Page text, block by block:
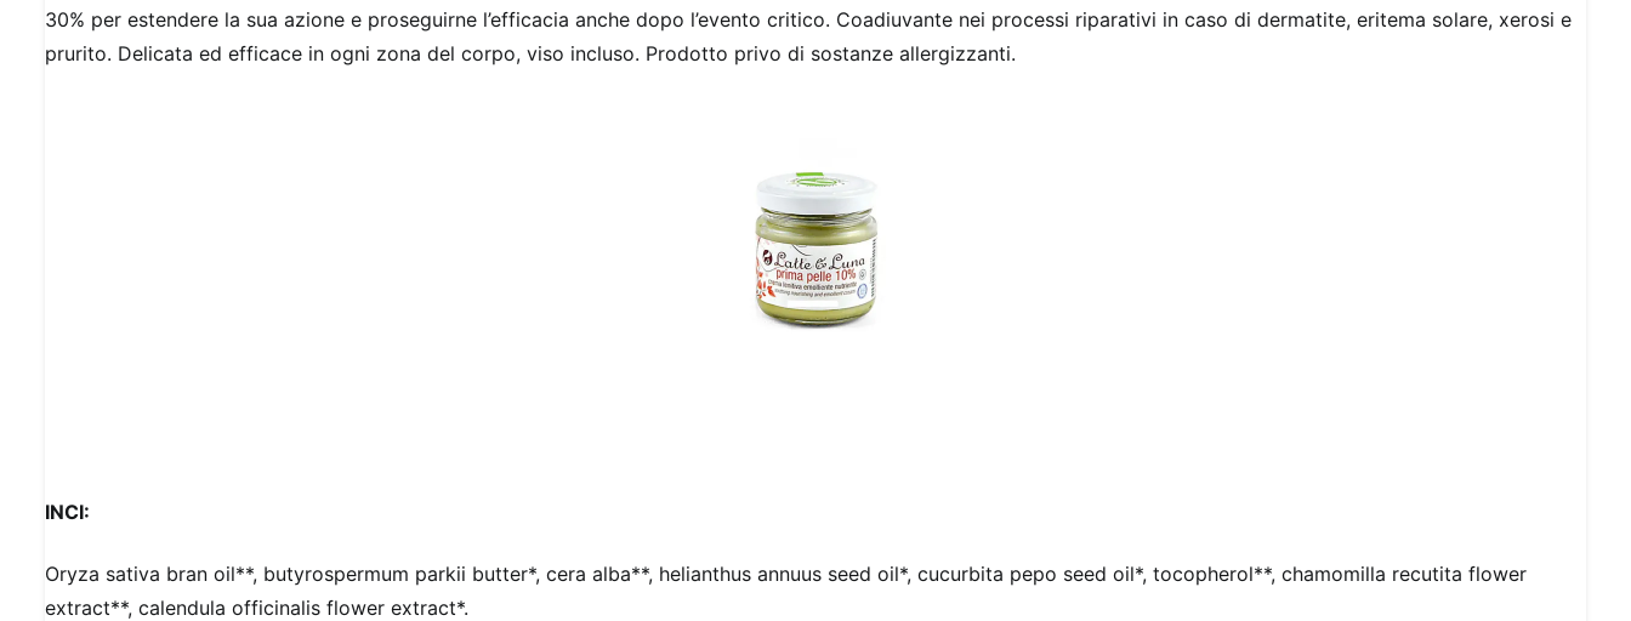
30% per estendere la sua azione e proseguirne l’efficacia anche dopo l’evento critico. Coadiuvante nei processi riparativi in caso di dermatite, eritema solare, xerosi e
prurito. Delicata ed efficace in ogni zona del corpo, viso incluso. Prodotto privo di sostanze allergizzanti.
INCI:
Oryza sativa bran oil**, butyrospermum parkii butter*, cera alba**, helianthus annuus seed oil*, cucurbita pepo seed oil*, tocopherol**, chamomilla recutita flower
extract**, calendula officinalis flower extract*.